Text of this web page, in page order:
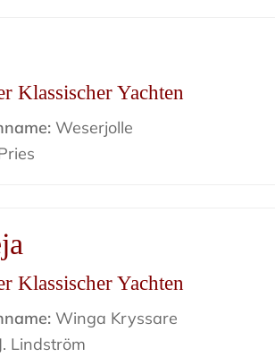
Klassischer Yachten
Weserjolle
Klassischer Yachten
Winga Kryssare
J. Lindström